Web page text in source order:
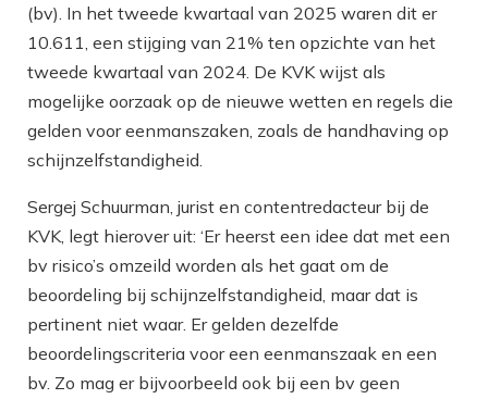
(bv). In het tweede kwartaal van 2025 waren dit er
10.611, een stijging van 21% ten opzichte van het
tweede kwartaal van 2024. De KVK wijst als
mogelijke oorzaak op de nieuwe wetten en regels die
gelden voor eenmanszaken, zoals de handhaving op
schijnzelfstandigheid.
Sergej Schuurman, jurist en contentredacteur bij de
KVK, legt hierover uit: ‘Er heerst een idee dat met een
bv risico’s omzeild worden als het gaat om de
beoordeling bij schijnzelfstandigheid, maar dat is
pertinent niet waar. Er gelden dezelfde
beoordelingscriteria voor een eenmanszaak en een
bv. Zo mag er bijvoorbeeld ook bij een bv geen